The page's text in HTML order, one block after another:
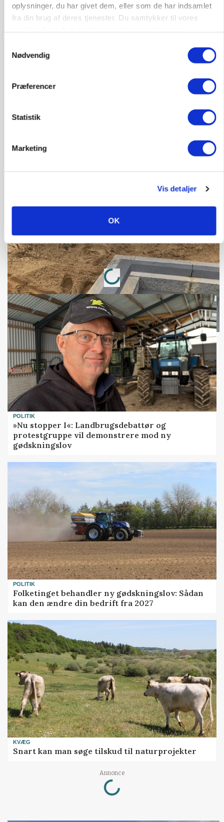
oplysninger, du har givet dem, eller som de har indsamlet
fra din brug af deres tjenester. Du samtykker til vores
Nødvendig
Præferencer
Statistik
Marketing
Vis detaljer
OK
landbrugets ejerstruktur
Annonce
Annonce
Loading...
POLITIK
»Nu stopper I«: Landbrugsdebattør og
protestgruppe vil demonstrere mod ny
gødskningslov
POLITIK
Folketinget behandler ny gødskningslov: Sådan
kan den ændre din bedrift fra 2027
KVÆG
Snart kan man søge tilskud til naturprojekter
Annonce
Loading...